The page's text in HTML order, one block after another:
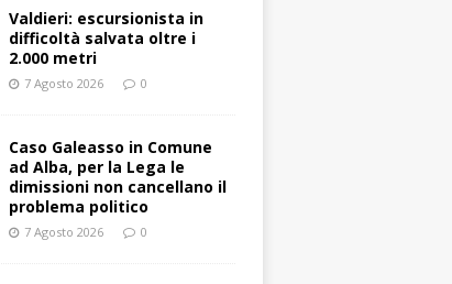
Valdieri: escursionista in
difficoltà salvata oltre i
2.000 metri
7 Agosto 2026 0
Caso Galeasso in Comune
ad Alba, per la Lega le
dimissioni non cancellano il
problema politico
7 Agosto 2026 0